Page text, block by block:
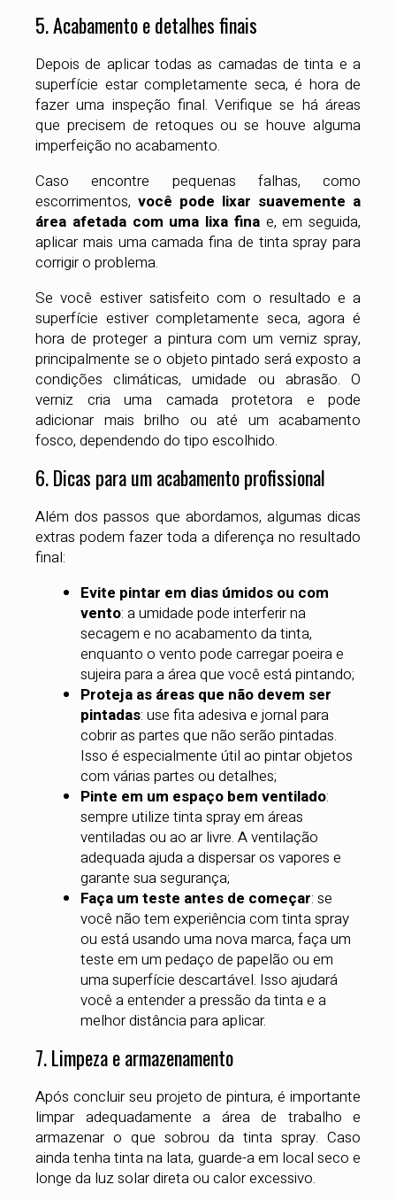
5. Acabamento e detalhes finais
Depois de aplicar todas as camadas de tinta e a
superfície estar completamente seca, é hora de
fazer uma inspeção final. Verifique se há áreas
que precisem de retoques ou se houve alguma
imperfeição no acabamento.
Caso encontre pequenas falhas, como
escorrimentos, você pode lixar suavemente a
área afetada com uma lixa finae, em seguida,
aplicar mais uma camada fina de tinta spray para
corrigir o problema.
Se você estiver satisfeito com o resultado e a
superfície estiver completamente seca, agora é
hora de proteger a pintura com um verniz spray,
principalmente se o objeto pintado será exposto a
condições climáticas, umidade ou abrasão. O
verniz cria uma camada protetora e pode
adicionar mais brilho ou até um acabamento
fosco, dependendo do tipo escolhido.
6. Dicas para um acabamento profissional
Além dos passos que abordamos, algumas dicas
extras podem fazer toda a diferença no resultado
final:
Evite pintar em dias úmidos ou com
vento: a umidade pode interferir na
secagem e no acabamento da tinta,
enquanto o vento pode carregar poeira e
sujeira para a área que você está pintando;
Proteja as áreas que não devem ser
pintadas: use fita adesiva e jornal para
cobrir as partes que não serão pintadas.
Isso é especialmente útil ao pintar objetos
com várias partes ou detalhes;
Pinte em um espaço bem ventilado:
sempre utilize tinta spray em áreas
ventiladas ou ao ar livre. A ventilação
adequada ajuda a dispersar os vapores e
garante sua segurança;
Faça um teste antes de começar: se
você não tem experiência com tinta spray
ou está usando uma nova marca, faça um
teste em um pedaço de papelão ou em
uma superfície descartável. Isso ajudará
você a entender a pressão da tinta e a
melhor distância para aplicar.
7. Limpeza e armazenamento
Após concluir seu projeto de pintura, é importante
limpar adequadamente a área de trabalho e
armazenar o que sobrou da tinta spray. Caso
ainda tenha tinta na lata, guarde-a em local seco e
longe da luz solar direta ou calor excessivo.